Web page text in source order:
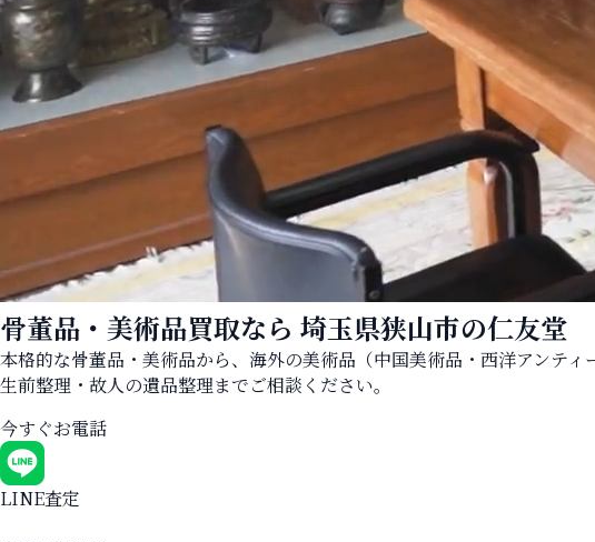
骨董品・美術品買取なら 埼玉県狭山市の仁友堂
本格的な骨董品・美術品から、海外の美術品（中国美術品・西洋アンティ
生前整理・故人の遺品整理までご相談ください。
今すぐお電話
LINE査定